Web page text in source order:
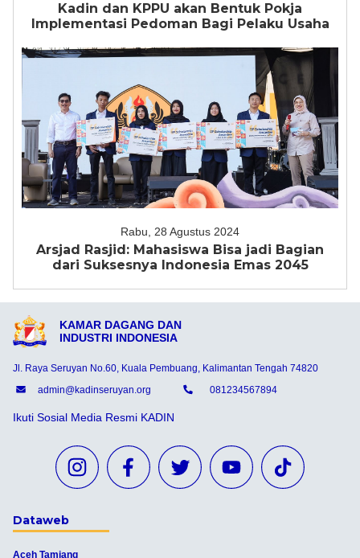
Kadin dan KPPU akan Bentuk Pokja
Implementasi Pedoman Bagi Pelaku Usaha
Rabu, 28 Agustus 2024
Arsjad Rasjid: Mahasiswa Bisa jadi Bagian
dari Suksesnya Indonesia Emas 2045
KAMAR DAGANG DAN
INDUSTRI INDONESIA
Jl. Raya Seruyan No.60, Kuala Pembuang, Kalimantan Tengah 74820
admin@kadinseruyan.org
081234567894
Ikuti Sosial Media Resmi KADIN
Dataweb
Aceh Tamiang